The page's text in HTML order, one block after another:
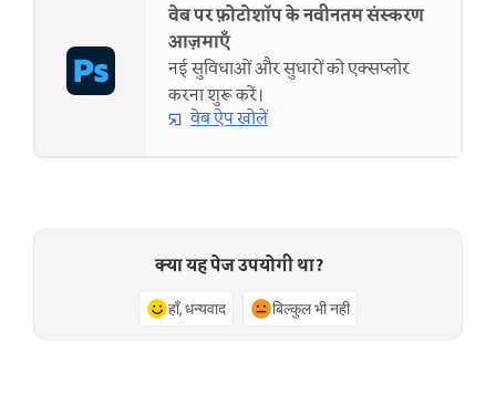
वेब पर फ़ोटोशॉप के नवीनतम संस्करण
आज़माएँ
नई सुविधाओं और सुधारों को एक्सप्लोर
करना शुरू करें।
वेब ऐप खोलें
क्या यह पेज उपयोगी था?
हाँ, धन्यवाद बिल्कुल भी नहीं